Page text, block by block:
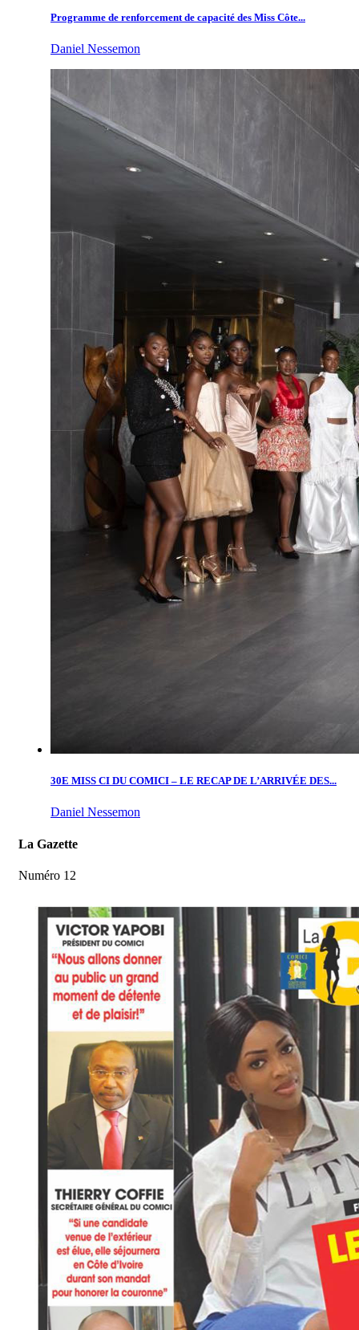
Programme de renforcement de capacité des Miss Côte...
Daniel Nessemon
30E MISS CI DU COMICI – LE RECAP DE L’ARRIVÉE DES...
Daniel Nessemon
La Gazette
Numéro 12